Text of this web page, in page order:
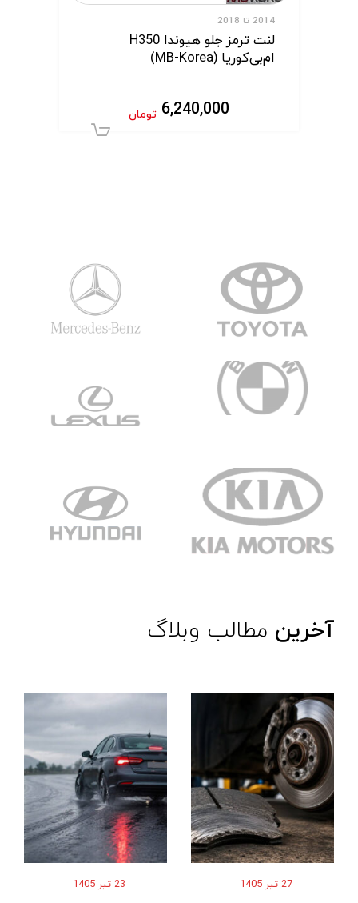
2014 تا 2018
لنت ترمز جلو هیوندا H350
ام‌بی‌کوریا (MB-Korea)
6,240,000 تومان
آخرین مطالب وبلاگ
27 تیر 1405
23 تیر 1405